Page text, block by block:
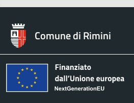
Comune di Rimini